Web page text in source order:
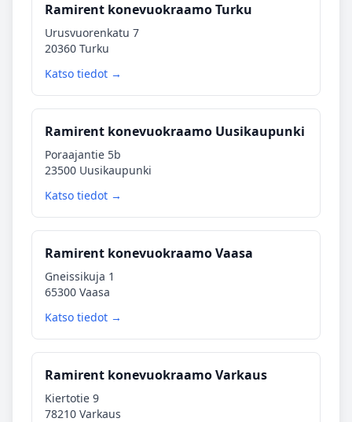
Ramirent konevuokraamo Turku
Urusvuorenkatu 7
20360 Turku
Katso tiedot →
Ramirent konevuokraamo Uusikaupunki
Poraajantie 5b
23500 Uusikaupunki
Katso tiedot →
Ramirent konevuokraamo Vaasa
Gneissikuja 1
65300 Vaasa
Katso tiedot →
Ramirent konevuokraamo Varkaus
Kiertotie 9
78210 Varkaus